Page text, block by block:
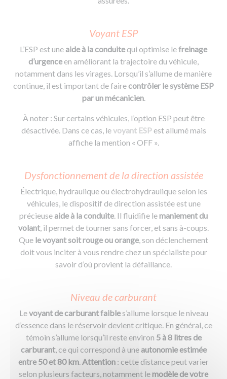
Voyant ESP
L’ESP est uneaide à la conduite qui optimise lefreinage
d’urgenceen améliorant la trajectoire du véhicule,
notamment dans les virages. Lorsqu’il s’allume de manière
continue, il est important de fairecontrôler le système ESP
par un mécanicien.
À noter : Sur certains véhicules, l’option ESP peut être
désactivée. Dans ce cas, levoyant ESPest allumé mais
affiche la mention « OFF ».
Dysfonctionnement de la direction assistée
Électrique, hydraulique ou électrohydraulique selon les
véhicules, le dispositif de direction assistée est une
précieuseaide à la conduite. Il fluidifie lemaniement du
volant, il permet de tourner sans forcer, et sans à-coups.
Que le voyant soit rouge ou orange, son déclenchement
doit vous inciter à vous rendre chez un spécialiste pour
savoir d’où provient la défaillance.
Niveau de carburant
Levoyant de carburant faibles’allume lorsque le niveau
d’essence dans le réservoir devient critique. En général, ce
témoin s’allume lorsqu’il reste environ 5 à 8 litres de
carburant, ce qui correspond à uneautonomie estimée
entre 50 et 80 km.Attention : cette distance peut varier
selon plusieurs facteurs, notamment lemodèle de votre